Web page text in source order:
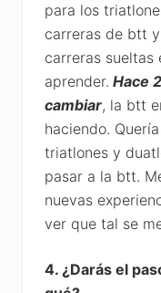
para los
carreras de btt
carreras sueltas
aprender. Hace
cambiar, la btt
haciendo.
triatlones y
pasar a la btt.
nuevas
ver que tal se
4. ¿Darás el